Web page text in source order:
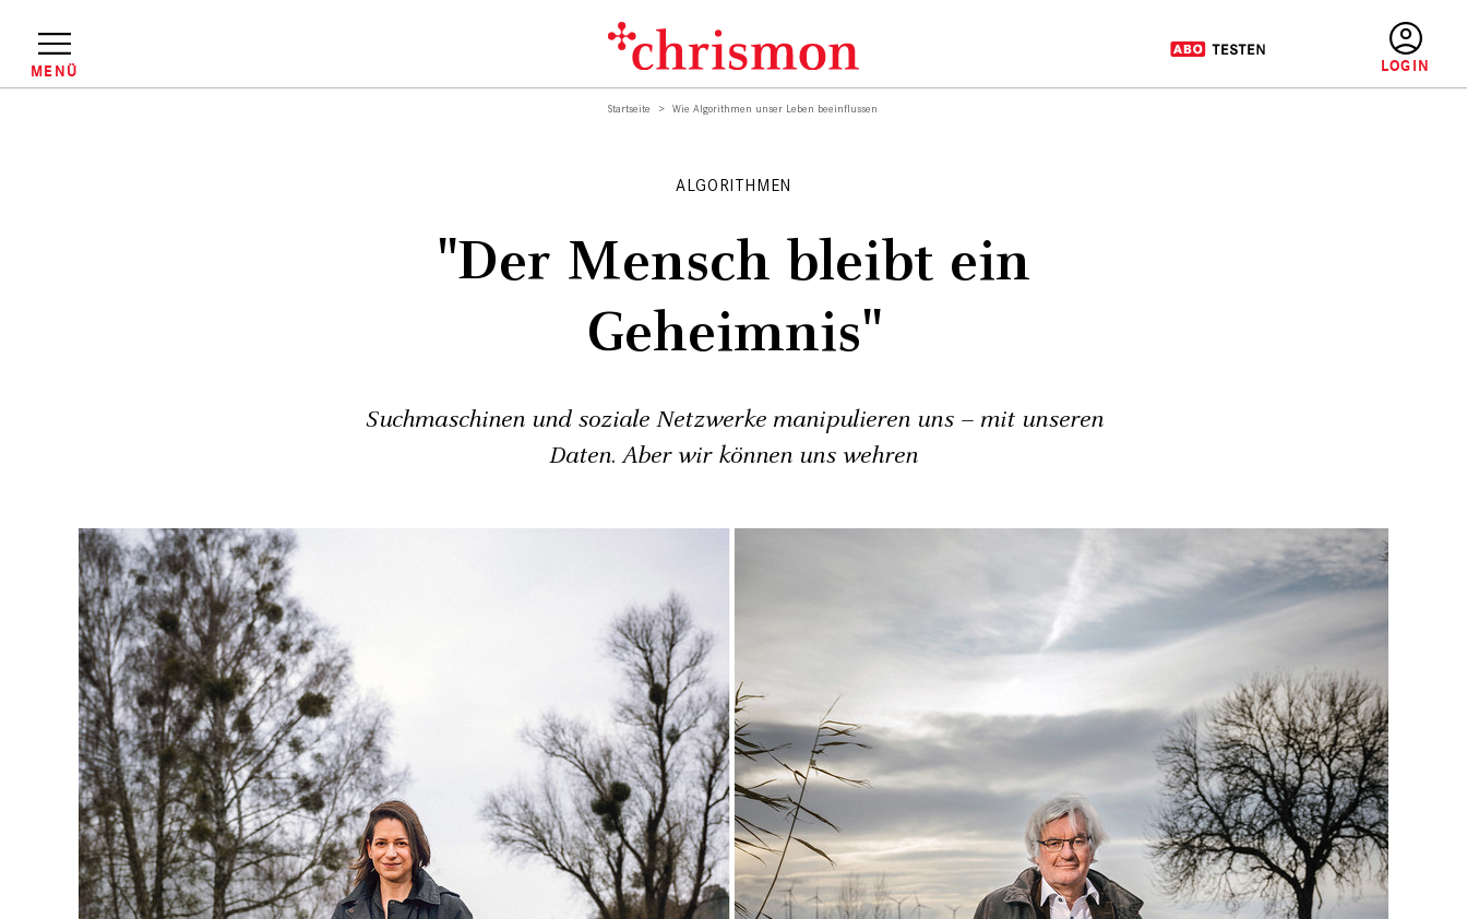
Inhalt
MENÜ
Startseite Wie Algorithmen unser Leben beeinflussen
ALGORITHMEN
"Der Mensch bleibt ein
Geheimnis"
Suchmaschinen und soziale Netzwerke manipulieren uns – mit unseren
Daten. Aber wir können uns wehren